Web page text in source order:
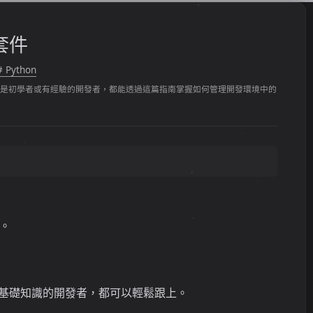
件
Python
學者或有經驗的開發者，都能透過這篇指南掌握如何管理開發環境中的
知識的開發者，都可以輕鬆跟上。